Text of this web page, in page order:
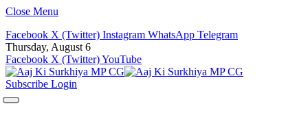
Close Menu
Facebook X (Twitter) Instagram WhatsApp Telegram
Thursday, August 6
Facebook X (Twitter)YouTube
Subscribe Login